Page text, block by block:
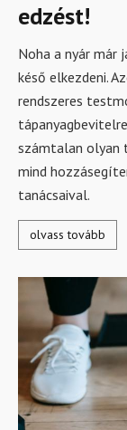
edzést!
Noha a nyár már
késő elkezdeni.
rendszeres
számtalan olyan
mind
tanácsaival.
olvass tovább